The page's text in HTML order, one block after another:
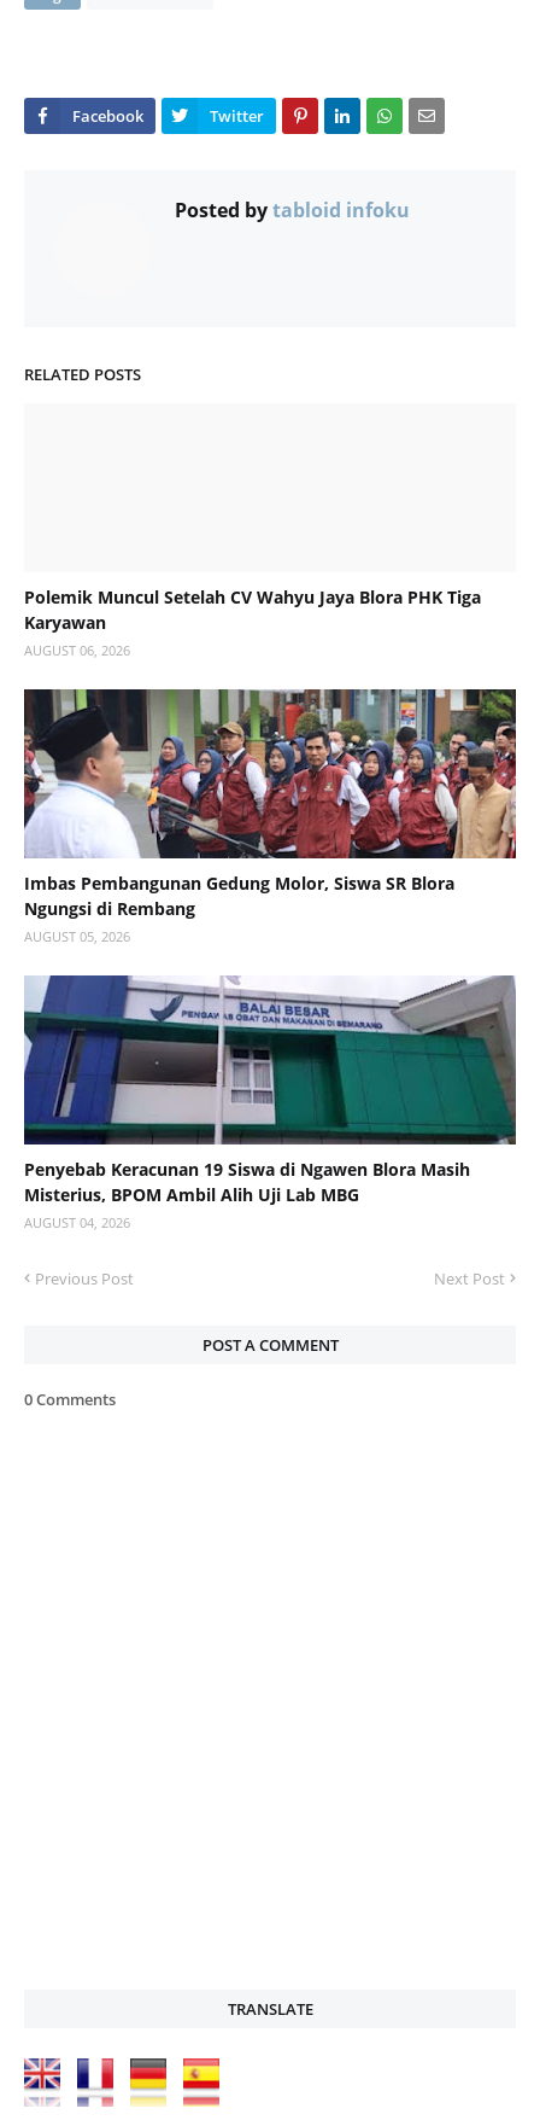
Posted bytabloid infoku
RELATED POSTS
Polemik Muncul Setelah CV Wahyu Jaya Blora PHK Tiga
Karyawan
AUGUST 06, 2026
Imbas Pembangunan Gedung Molor, Siswa SR Blora
Ngungsi di Rembang
AUGUST 05, 2026
Penyebab Keracunan 19 Siswa di Ngawen Blora Masih
Misterius, BPOM Ambil Alih Uji Lab MBG
AUGUST 04, 2026
Previous Post Next Post
POST A COMMENT
0 Comments
TRANSLATE